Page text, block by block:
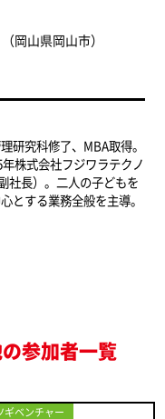
（岡山県岡山市）
研究科修了、MBA取得。
株式会社フジワラテクノ
社長）。二人の子どもを
とする業務全般を主導。
参加者一覧
ギベンチャー